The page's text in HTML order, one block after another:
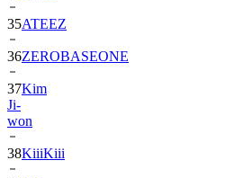
36ZEROBASEONE
37Kim
Ji-
won
38KiiiKiii
39LE
SSERAFIM